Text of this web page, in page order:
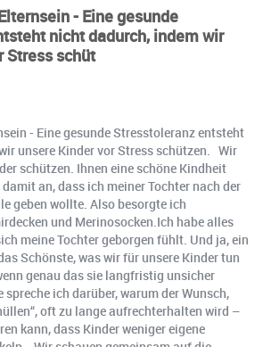
- Eine gesunde
nicht dadurch, indem wir
Stress schüt
- Eine gesunde Stresstoleranz entsteht
unsere Kinder vor Stress schützen. Wir
schützen. Ihnen eine schöne Kindheit
an, dass ich meiner Tochter nach der
geben wollte. Also besorgte ich
und Merinosocken.Ich habe alles
meine Tochter geborgen fühlt. Und ja, ein
Schönste, was wir für unsere Kinder tun
genau das sie langfristig unsicher
spreche ich darüber, warum der Wunsch,
oft zu lange aufrechterhalten wird –
kann, dass Kinder weniger eigene